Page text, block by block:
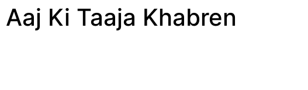
Aaj Ki Taaja Khabren